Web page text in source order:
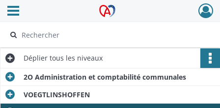
Archives Alsace - Colmar
Ouvrir le menu déroulant
Déplier tous les niveaux
2O Administration et comptabilité communales
VOEGTLINSHOFFEN